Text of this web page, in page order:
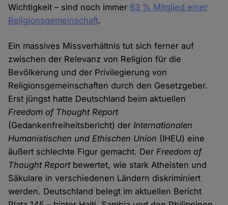
Wichtigkeit – sind noch immer 63 % Mitglied einer
Religionsgemeinschaft.
Ein massives Missverhältnis tut sich ferner auf
zwischen der Relevanz von Religion für die
Bevölkerung und der Privilegierung von
Religionsgemeinschaften durch den Gesetzgeber.
Erst jüngst hatte Deutschland beim aktuellen
Freedom of Thought Report
(Gedankenfreiheitsbericht) derInternationalen
Humanistischen und Ethischen Union (IHEU) eine
äußert schlechte Figur gemacht. DerFreedom of
Thought Reportbewertet, wie stark Atheisten und
Säkulare in verschiedenen Ländern diskriminiert
werden. Deutschland belegt im aktuellen Bericht